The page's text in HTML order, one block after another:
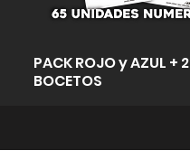
Vista rápida
PACK ROJO y AZUL + 2
BOCETOS